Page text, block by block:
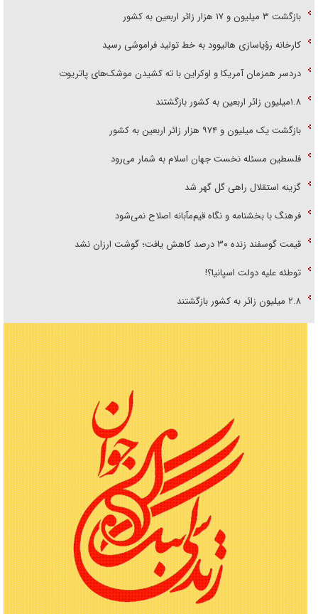
بازگشت ۳ میلیون و ۱۷ هزار زائر اربعین به کشور
کارخانه رؤیاسازی هالیوود به خط تولید فراموشی رسید
دردسر همزمان آمریکا و اوکراین با ته کشیدن موشک‌های پاتریوت
۱.۸میلیون زائر اربعین به کشور بازگشتند
بازگشت یک میلیون و ۹۷۴ هزار زائر اربعین به کشور
فلسطین مسئله نخست جهان اسلام به شمار می‌رود
گزینه استقلال راهی گل گهر شد
فرهنگ با بخشنامه و نگاه قیم‌مآبانه اصلاح نمی‌شود
قیمت گوسفند زنده ۳۰ درصد کاهش یافت؛ گوشت ارزان نشد
توطئه علیه دولت اسپانیا؟!
۲.۸ میلیون زائر به کشور بازگشتند